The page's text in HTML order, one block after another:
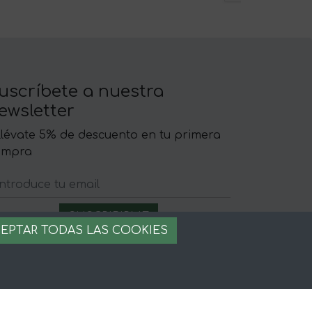
a nuestra
5% de descuento en tu primera
y condiciones
TODAS LAS COOKIES